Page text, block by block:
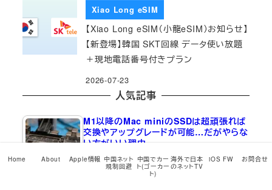
Xiao Long eSIM
【Xiao Long eSIM（小龍eSIM）お知らせ】
【新登場】韓国 SKT回線 データ使い放題
＋現地電話番号付きプラン
2026-07-23
人気記事
M1以降のMac miniのSSDは超頑張れば
交換やアップグレードが可能…だがやらな
い方がいい理由
2023-08-15 (23,639)
Home About Apple情報 中国ネット
規制回避
中国でカー
ト(ゴーカー
ト)
海外で日本
のネットTV
iOS FW お問合せ